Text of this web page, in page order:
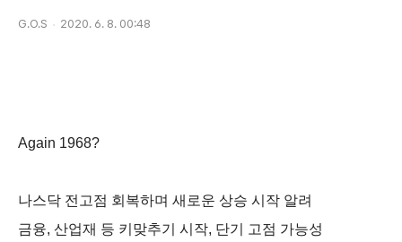
G.O.S 2020. 6. 8. 00:48
Again 1968?
나스닥 전고점 회복하며 새로운 상승 시작 알려
금융, 산업재 등 키맞추기 시작, 단기 고점 가능성